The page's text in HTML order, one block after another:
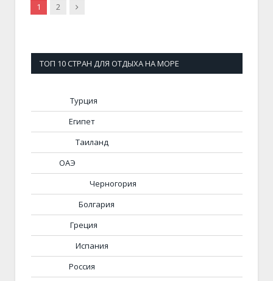
1 2 Следующая
ТОП 10 СТРАН ДЛЯ ОТДЫХА НА МОРЕ
Турция
Египет
Таиланд
ОАЭ
Черногория
Болгария
Греция
Испания
Россия